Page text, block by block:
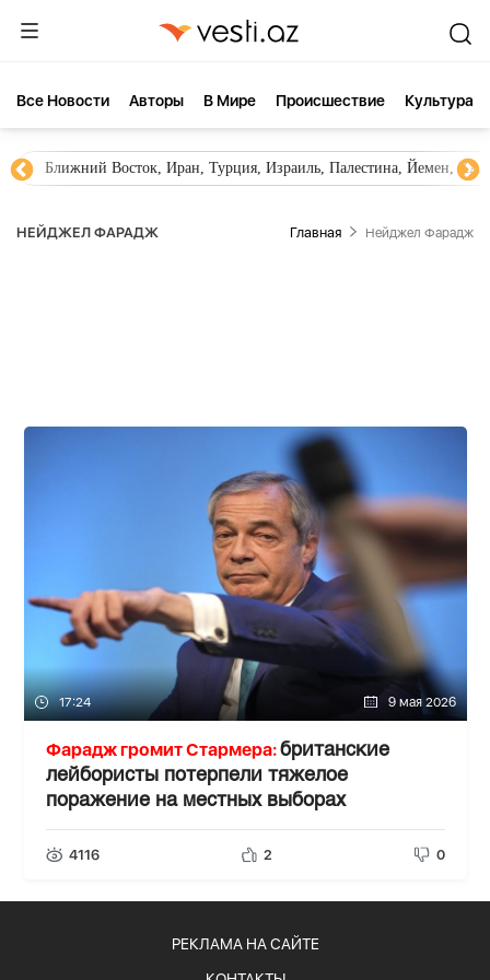
Все Новости Aвторы В Мире Происшествие Культура
Ближний Восток, Иран, Турция, Израиль, Палестина, Йемен,
НЕЙДЖЕЛ ФАРАДЖ Главная Нейджел Фарадж
17:24 9 мая 2026
Фарадж громит Стармера:британские
лейбористы потерпели тяжелое
поражение на местных выборах
4116 2 0
РЕКЛАМА НА САЙТЕ